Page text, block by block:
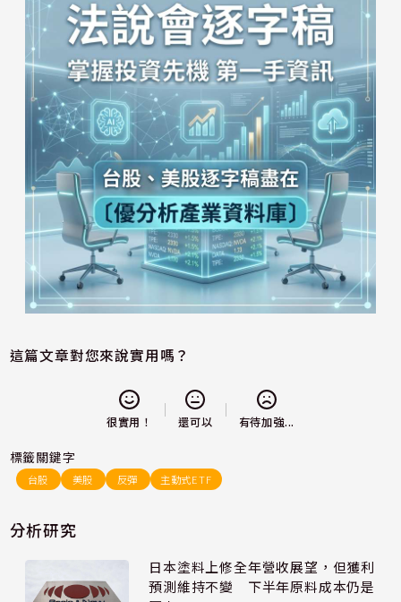
這篇文章對您來說實用嗎？
很實用！ 還可以 有待加強...
標籤關鍵字
台股 美股 反彈 主動式ETF
分析研究
日本塗料上修全年營收展望，但獲利
預測維持不變 下半年原料成本仍是